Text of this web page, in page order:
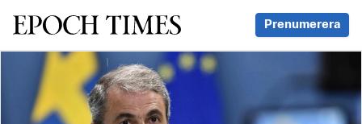
Svenska Epoch Times Prenumerera